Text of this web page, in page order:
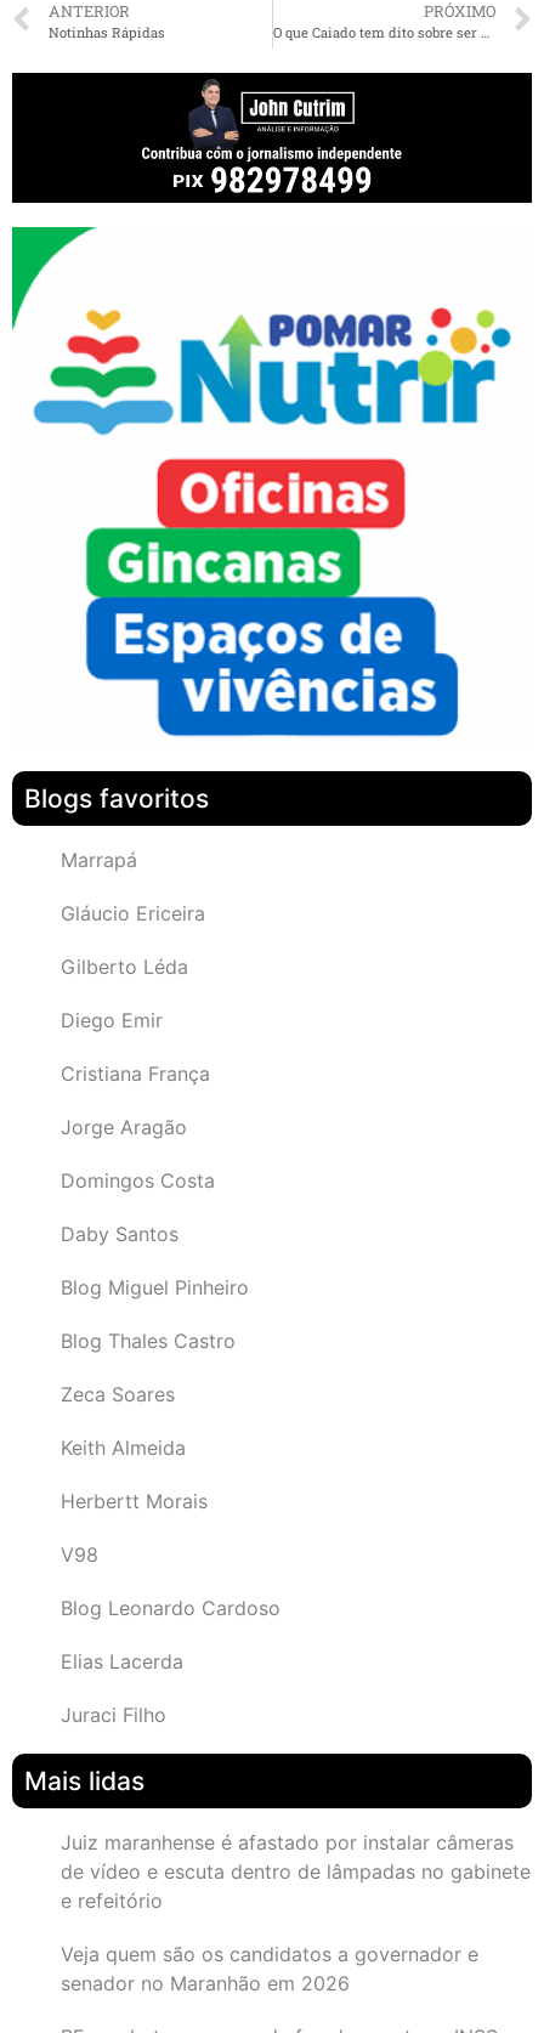
ANTERIOR
Notinhas Rápidas
PRÓXIMO
O que Caiado tem dito sobre ser vice de Zema
Blogs favoritos
Marrapá
Gláucio Ericeira
Gilberto Léda
Diego Emir
Cristiana França
Jorge Aragão
Domingos Costa
Daby Santos
Blog Miguel Pinheiro
Blog Thales Castro
Zeca Soares
Keith Almeida
Herbertt Morais
V98
Blog Leonardo Cardoso
Elias Lacerda
Juraci Filho
Mais lidas
Juiz maranhense é afastado por instalar câmeras
de vídeo e escuta dentro de lâmpadas no gabinete
e refeitório
Veja quem são os candidatos a governador e
senador no Maranhão em 2026